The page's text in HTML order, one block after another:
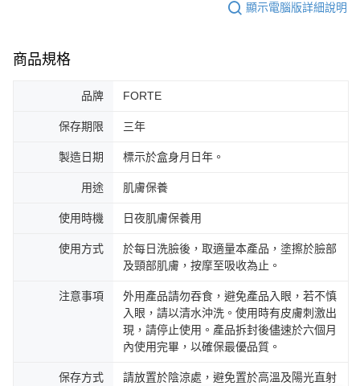
顯示電腦版詳細說明
商品規格
品牌 FORTE
保存期限 三年
製造日期 標示於盒身月日年。
用途 肌膚保養
使用時機 日夜肌膚保養用
使用方式
於每日洗臉後，取適量本產品，塗擦於臉部
及頸部肌膚，按摩至吸收為止。
注意事項
外用產品請勿吞食，避免產品入眼，若不慎
入眼，請以清水沖洗。使用時有皮膚刺激出
現，請停止使用。產品拆封後儘速於六個月
內使用完畢，以確保最優品質。
保存方式
請放置於陰涼處，避免置於高溫及陽光直射